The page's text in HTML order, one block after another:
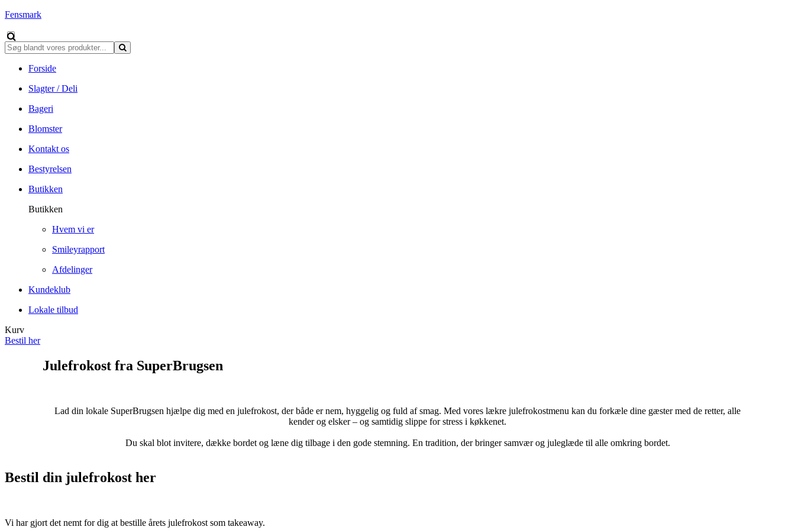
Fensmark
Forside
Slagter / Deli
Bageri
Blomster
Kontakt os
Bestyrelsen
Butikken
Butikken
Hvem vi er
Smileyrapport
Afdelinger
Kundeklub
Lokale tilbud
Kurv
Bestil her
Julefrokost fra SuperBrugsen
Lad din lokale SuperBrugsen hjælpe dig med en julefrokost, der både er nem, hyggelig og fuld af smag. Med vores lækre julefrokostmenu kan du forkæle dine gæster med de retter, alle
kender og elsker – og samtidig slippe for stress i køkkenet.
Du skal blot invitere, dække bordet og læne dig tilbage i den gode stemning. En tradition, der bringer samvær og juleglæde til alle omkring bordet.
Bestil din julefrokost her
Vi har gjort det nemt for dig at bestille årets julefrokost som takeaway.